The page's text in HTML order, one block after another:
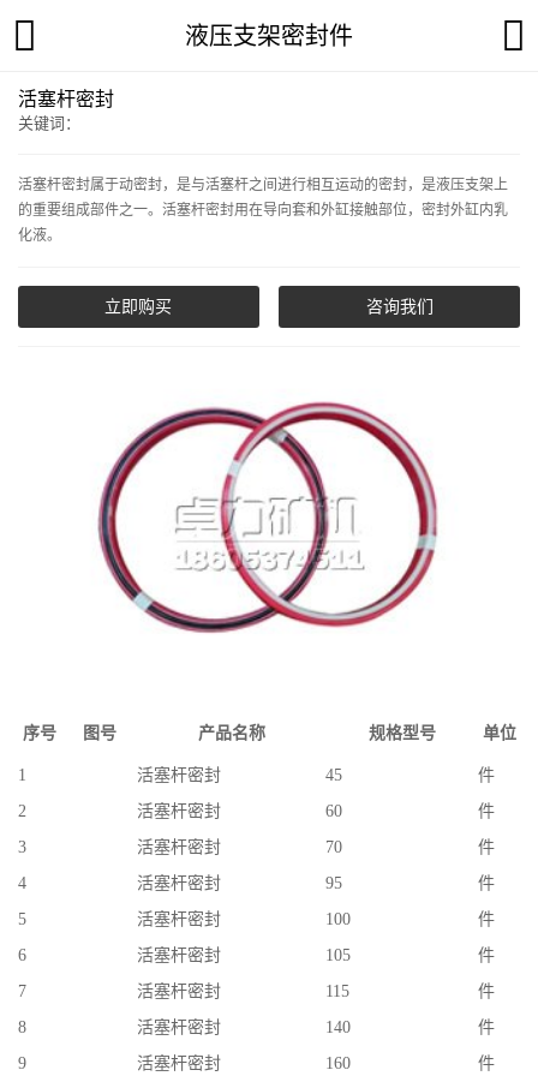
液压支架密封件
活塞杆密封
关键词：
活塞杆密封属于动密封，是与活塞杆之间进行相互运动的密封，是液压支架上
的重要组成部件之一。活塞杆密封用在导向套和外缸接触部位，密封外缸内乳
化液。
立即购买 咨询我们
序号 图号 产品名称 规格型号 单位
1 活塞杆密封 45
件
2
活塞杆密封 60
件
3
活塞杆密封 70
件
4
活塞杆密封 95
件
5
活塞杆密封 100
件
6
活塞杆密封 105
件
7
活塞杆密封 115
件
8
活塞杆密封 140
件
9
活塞杆密封 160 件